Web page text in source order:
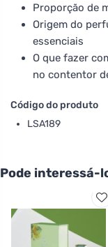
Proporção de
Origem do
essenciais
O que fazer
no contentor
Código do produto
LSA189
Pode interessá-